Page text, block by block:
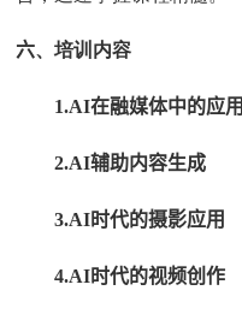
六、培训内容
1.AI在融媒体中的应用
2.AI辅助内容生成
3.AI时代的摄影应用
4.AI时代的视频创作